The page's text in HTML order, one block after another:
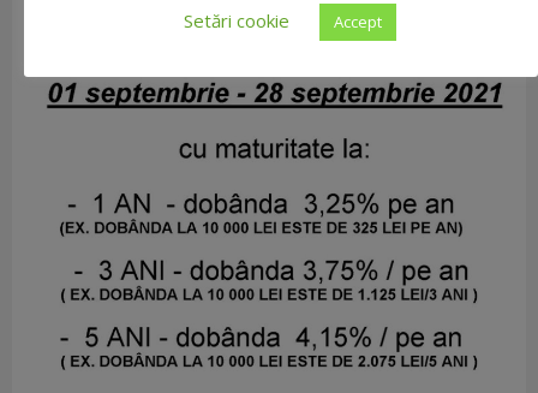
Setări cookie
Accept